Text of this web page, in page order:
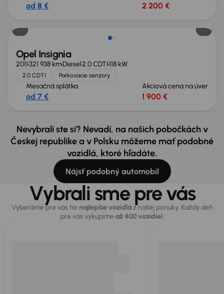
od 8 € 2 200 €
Opel Insignia
2011321 938 kmDiesel2.0 CDTI118 kW
2.0 CDTI Parkovacie senzory
Mesačná splátka
od 7 €
Akciová cena na úver
1 900 €
Nevybrali ste si? Nevadí, na našich pobočkách v
Českej republike a v Polsku môžeme mať podobné
vozidlá, ktoré hľadáte.
Nájsť podobný automobil
Vybrali sme pre vás
Vyberáme pre vás tie najlepšie vozidláz našej ponuky. Každý deň
pre vás vykúpimeaž 400 vozidiel.